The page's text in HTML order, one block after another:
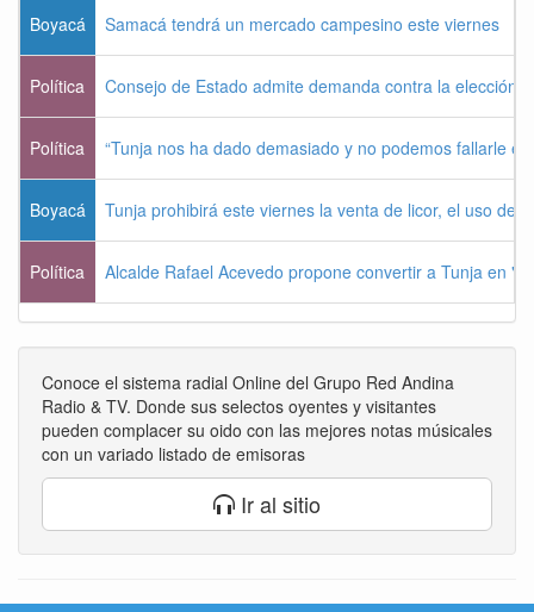
Boyacá Samacá tendrá un mercado campesino este viernes
Política Consejo de Estado admite demanda contra la elección
Política “Tunja nos ha dado demasiado y no podemos fallarle
Boyacá Tunja prohibirá este viernes la venta de licor, el uso de
Política Alcalde Rafael Acevedo propone convertir a Tunja en
Conoce el sistema radial Online del Grupo Red Andina
Radio & TV. Donde sus selectos oyentes y visitantes
pueden complacer su oido con las mejores notas músicales
con un variado listado de emisoras
Ir al sitio